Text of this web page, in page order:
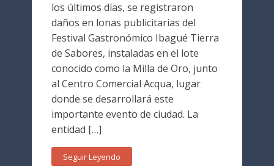
los últimos días, se registraron
daños en lonas publicitarias del
Festival Gastronómico Ibagué Tierra
de Sabores, instaladas en el lote
conocido como la Milla de Oro, junto
al Centro Comercial Acqua, lugar
donde se desarrollará este
importante evento de ciudad. La
entidad […]
Seguir Leyendo